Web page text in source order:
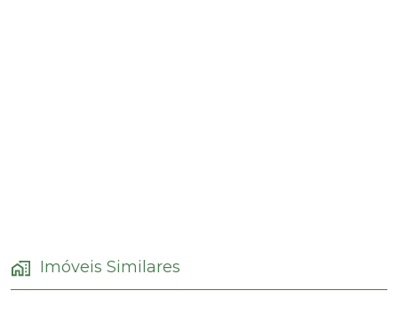
Imóveis Similares